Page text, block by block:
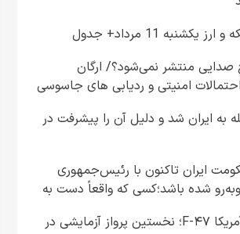
11 مرداد+ جدول
صدایی منتشر نمی‌شود؟/ ارگان
امنیتی و ردیابی های جاسوسی
مدعی لغو حمله به ایران شد و دلیل آن را پیشرفت در
ایران تاکنون با رئیس‌جمهوری
شده باشد؛کسی که واقعاً دست به
جنگنده نسل ششم آمریکا F-۴۷؛ نخستین پرواز آزمایشی در